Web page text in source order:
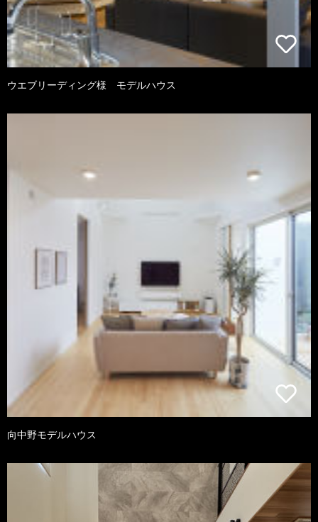
ウエブリーディング様 モデルハウス
向中野モデルハウス